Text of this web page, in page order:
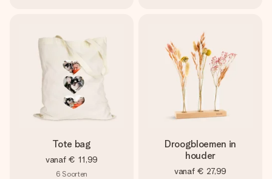
Tote bag
vanaf € 11,99
6 Soorten
Droogbloemen in
houder
vanaf € 27,99